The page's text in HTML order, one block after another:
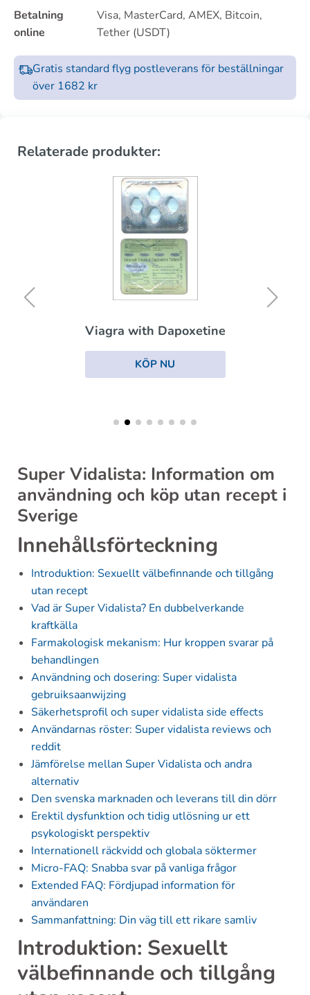
Betalning
online
Visa, MasterCard, AMEX, Bitcoin,
Tether (USDT)
Gratis standard flyg postleverans för beställningar
över 1682 kr
Relaterade produkter:
Viagra with Dapoxetine
KÖP NU
Super Vidalista: Information om
användning och köp utan recept i
Sverige
Innehållsförteckning
Introduktion: Sexuellt välbefinnande och tillgång
utan recept
Vad är Super Vidalista? En dubbelverkande
kraftkälla
Farmakologisk mekanism: Hur kroppen svarar på
behandlingen
Användning och dosering: Super vidalista
gebruiksaanwijzing
Säkerhetsprofil och super vidalista side effects
Användarnas röster: Super vidalista reviews och
reddit
Jämförelse mellan Super Vidalista och andra
alternativ
Den svenska marknaden och leverans till din dörr
Erektil dysfunktion och tidig utlösning ur ett
psykologiskt perspektiv
Internationell räckvidd och globala söktermer
Micro-FAQ: Snabba svar på vanliga frågor
Extended FAQ: Fördjupad information för
användaren
Sammanfattning: Din väg till ett rikare samliv
Introduktion: Sexuellt
välbefinnande och tillgång